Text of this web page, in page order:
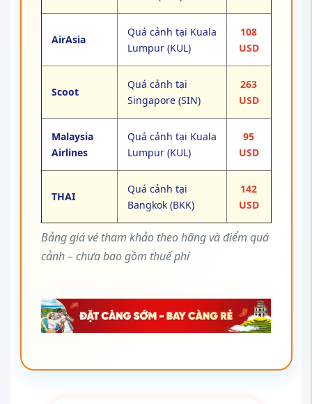
Bảng giá vé tham khảo theo hãng và điểm quá
cảnh – chưa bao gồm thuế phí
AirAsia
Quá cảnh tại Kuala
Lumpur (KUL)
108
USD
Scoot
Quá cảnh tại
Singapore (SIN)
263
USD
Malaysia
Airlines
Quá cảnh tại Kuala
Lumpur (KUL)
95
USD
THAI
Quá cảnh tại
Bangkok (BKK)
142
USD